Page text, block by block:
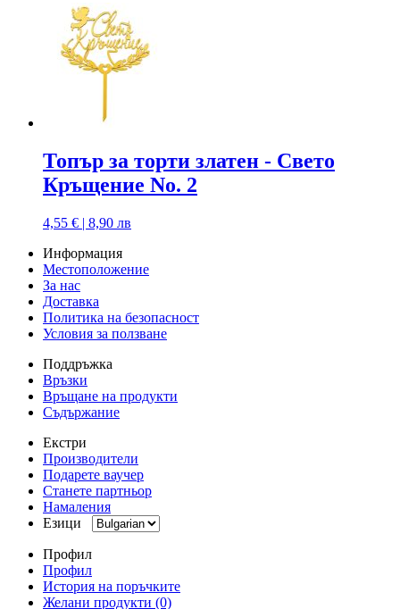
Топър за торти златен - Свето
Кръщение No. 2
4,55 € | 8,90 лв
Информация
Местоположение
За нас
Доставка
Политика на безопасност
Условия за ползване
Поддръжка
Връзки
Връщане на продукти
Съдържание
Екстри
Производители
Подарете ваучер
Станете партньор
Намаления
Езици
Профил
Профил
История на поръчките
Желани продукти (0)